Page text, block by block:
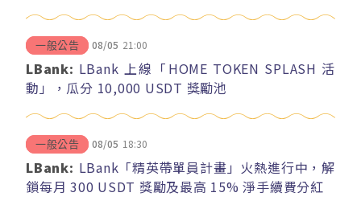
一般公告 08/05 21:00
LBank: LBank 上線「HOME TOKEN SPLASH 活
動」，瓜分 10,000 USDT 獎勵池
一般公告 08/05 18:30
LBank: LBank「精英帶單員計畫」火熱進行中，解
鎖每月 300 USDT 獎勵及最高 15% 淨手續費分紅